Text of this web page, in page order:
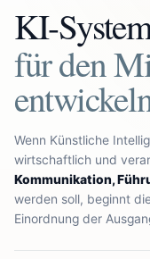
KI-
für den
Wenn Künstliche
wirtschaftlich und
Kommunikation,
werden soll, beginnt
Einordnung der